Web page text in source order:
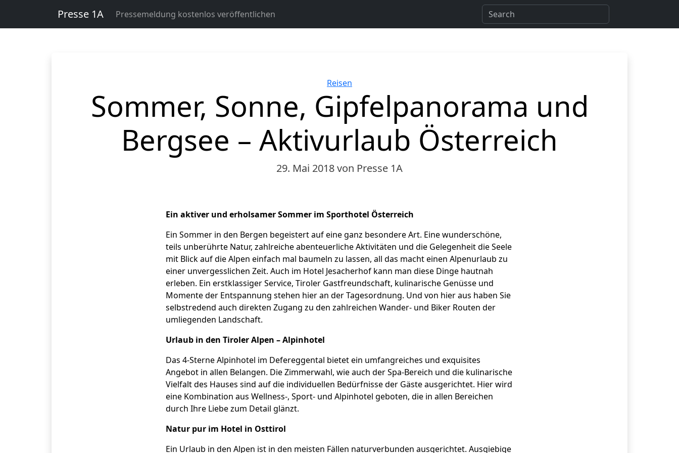
Presse 1A Pressemeldung kostenlos veröffentlichen
Kategorien
Reisen
Sommer, Sonne, Gipfelpanorama und
Bergsee – Aktivurlaub Österreich
29. Mai 2018von Presse 1A
Ein aktiver und erholsamer Sommer im Sporthotel Österreich
Ein Sommer in den Bergen begeistert auf eine ganz besondere Art. Eine wunderschöne,
teils unberührte Natur, zahlreiche abenteuerliche Aktivitäten und die Gelegenheit die Seele
mit Blick auf die Alpen einfach mal baumeln zu lassen, all das macht einen Alpenurlaub zu
einer unvergesslichen Zeit. Auch im Hotel Jesacherhof kann man diese Dinge hautnah
erleben. Ein erstklassiger Service, Tiroler Gastfreundschaft, kulinarische Genüsse und
Momente der Entspannung stehen hier an der Tagesordnung. Und von hier aus haben Sie
selbstredend auch direkten Zugang zu den zahlreichen Wander- und Biker Routen der
umliegenden Landschaft.
Urlaub in den Tiroler Alpen – Alpinhotel
Das 4-Sterne Alpinhotel im Defereggental bietet ein umfangreiches und exquisites
Angebot in allen Belangen. Die Zimmerwahl, wie auch der Spa-Bereich und die kulinarische
Vielfalt des Hauses sind auf die individuellen Bedürfnisse der Gäste ausgerichtet. Hier wird
eine Kombination aus Wellness-, Sport- und Alpinhotel geboten, die in allen Bereichen
durch Ihre Liebe zum Detail glänzt.
Natur pur im Hotel in Osttirol
Ein Urlaub in den Alpen ist in den meisten Fällen naturverbunden ausgerichtet. Ausgiebige